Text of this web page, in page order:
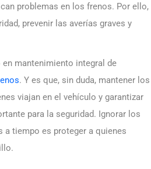
problemas en los frenos. Por ello,
prevenir las averías graves y
mantenimiento integral de
. Y es que, sin duda, mantener los
viajan en el vehículo y garantizar
para la seguridad. Ignorar los
a tiempo es proteger a quienes